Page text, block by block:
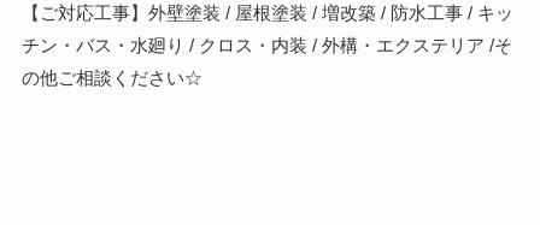
【ご対応工事】外壁塗装 / 屋根塗装 / 増改築 / 防水工事 / キッ
チン・バス・水廻り / クロス・内装 / 外構・エクステリア /そ
の他ご相談ください☆